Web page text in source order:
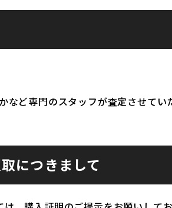
ど専門のスタッフが査定させてい
につきまして